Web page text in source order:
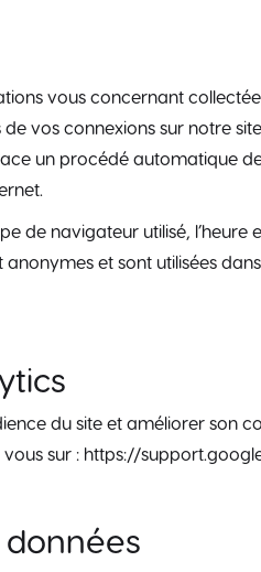
vous concernant
vos connexions sur notre
un procédé automatique
de navigateur utilisé,
et sont utilisées
du site et améliorer son
vous sur : https://